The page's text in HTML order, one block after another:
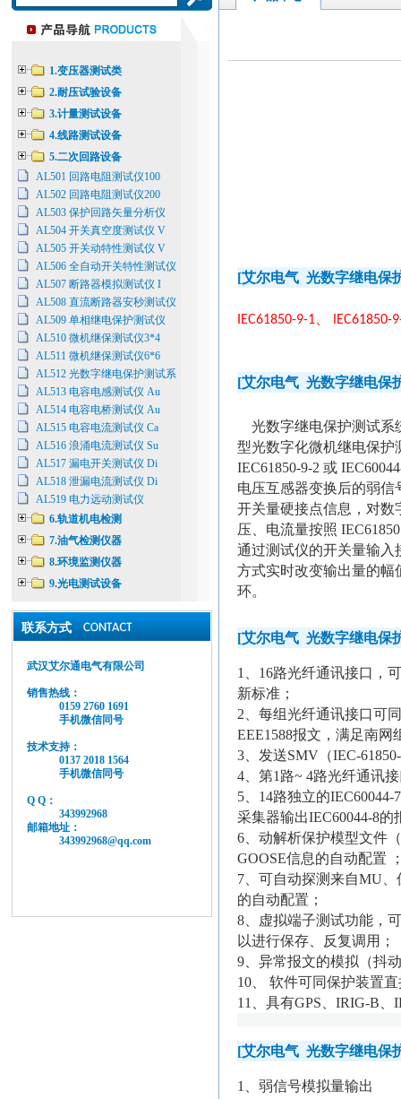
1.变压器测试类
2.耐压试验设备
3.计量测试设备
4.线路测试设备
5.二次回路设备
AL501 回路电阻测试仪100
AL502 回路电阻测试仪200
AL503 保护回路矢量分析仪
AL504 开关真空度测试仪 V
AL505 开关动特性测试仪 V
AL506 全自动开关特性测试仪
AL507 断路器模拟测试仪 I
AL508 直流断路器安秒测试仪
AL509 单相继电保护测试仪
AL510 微机继保测试仪3*4
AL511 微机继保测试仪6*6
AL512 光数字继电保护测试系
AL513 电容电感测试仪 Au
AL514 电容电桥测试仪 Au
AL515 电容电流测试仪 Ca
AL516 浪涌电流测试仪 Su
AL517 漏电开关测试仪 Di
AL518 泄漏电流测试仪 Di
AL519 电力远动测试仪
6.轨道机电检测
7.油气检测仪器
8.环境监测仪器
9.光电测试设备
联系方式
武汉艾尔通电气有限公司
销售热线：
0159 2760 1691
手机微信同号
技术支持：
0137 2018 1564
手机微信同号
Q Q：
343992968
邮箱地址：
343992968@qq.com
[艾尔电气 光数字继电保
IEC61850-9-1 IEC61850-
[艾尔电气 光数字继电保
光数字继电保护测试系
型光数字化微机继电保护
IEC61850-9-2 或
电压互感器变换后的弱
开关量硬接点信息，对数
压、电流量按照
通过测试仪的开关量输入
方式实时改变输出量的幅
环。
[艾尔电气 光数字继电保
1 16路光纤通讯接口，
新标准；
2 、每组光纤通讯接口可
EEE1588报文，满足南网
3 、发送SMV （IEC-
4 、第1 路~ 4路光纤通讯
5
14路独立的IEC60044-
采集器输出IEC60044-8的
6 、动解析保护模型文件（
GOOSE信息的自动配置
7 、可自动探测来自MU
的自动配置；
8 、虚拟端子测试功能，
以进行保存、反复调用；
9 、异常报文的模拟（抖
10 、 软件可同保护装置
11
、具有GPS IRIG-B
[艾尔电气 光数字继电保
1
、弱信号模拟量输出